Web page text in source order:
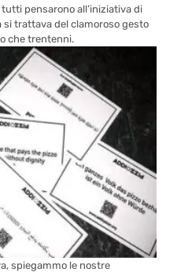
tutti pensarono all’iniziativa di
si trattava del clamoroso gesto
che trentenni.
spiegammo le nostre